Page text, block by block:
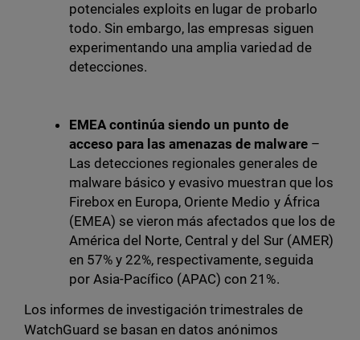
potenciales exploits en lugar de probarlo
todo. Sin embargo, las empresas siguen
experimentando una amplia variedad de
detecciones.
EMEA continúa siendo un punto de
acceso para las amenazas de malware–
Las detecciones regionales generales de
malware básico y evasivo muestran que los
Firebox en Europa, Oriente Medio y África
(EMEA) se vieron más afectados que los de
América del Norte, Central y del Sur (AMER)
en 57% y 22%, respectivamente, seguida
por Asia-Pacífico (APAC) con 21%.
Los informes de investigación trimestrales de
WatchGuard se basan en datos anónimos